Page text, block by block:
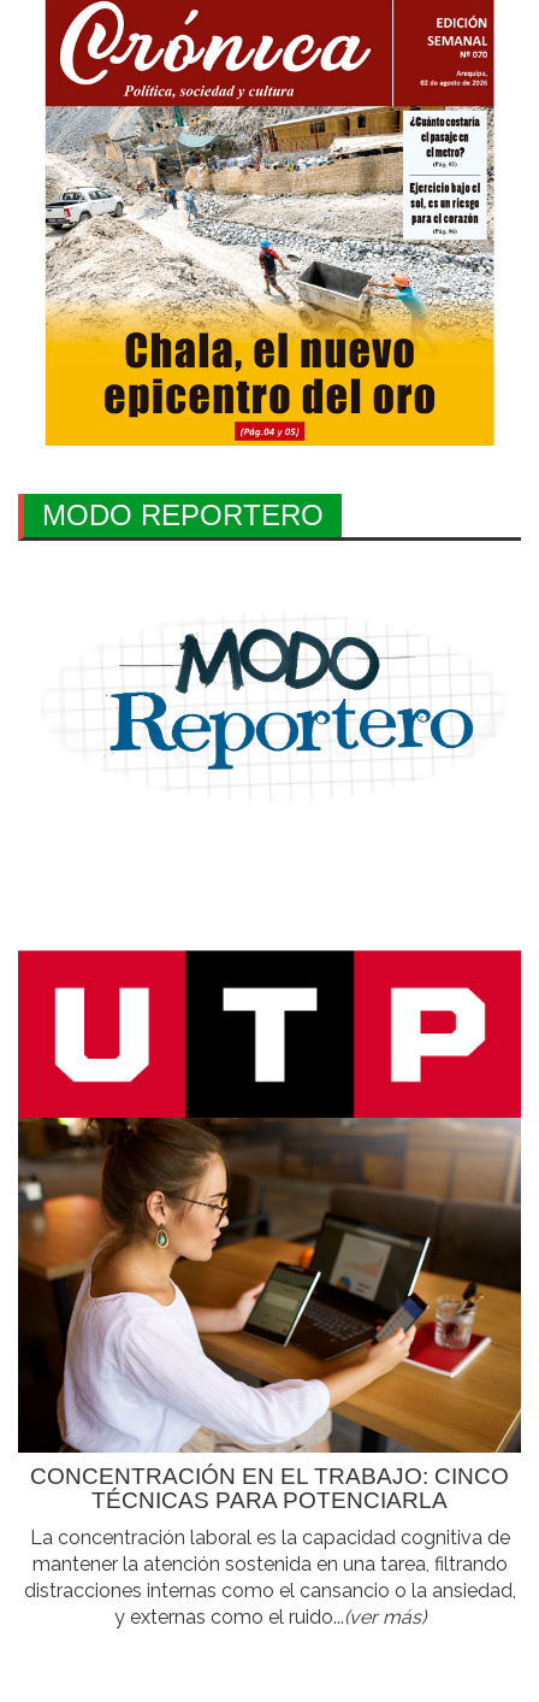
MODO REPORTERO
CONCENTRACIÓN EN EL TRABAJO: CINCO
TÉCNICAS PARA POTENCIARLA
La concentración laboral es la capacidad cognitiva de
mantener la atención sostenida en una tarea, filtrando
distracciones internas como el cansancio o la ansiedad,
y externas como el ruido...(ver más)